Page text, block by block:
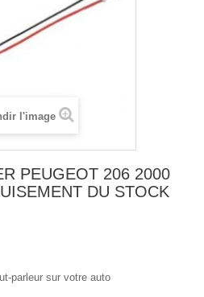
l'image
PEUGEOT 206 2000
DU STOCK
parleur sur votre auto